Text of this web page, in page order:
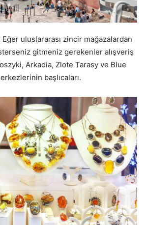
uluslararası zincir mağazalardan
gitmeniz gerekenler alışveriş
Arkadia, Zlote Tarasy ve Blue
başlıcaları.